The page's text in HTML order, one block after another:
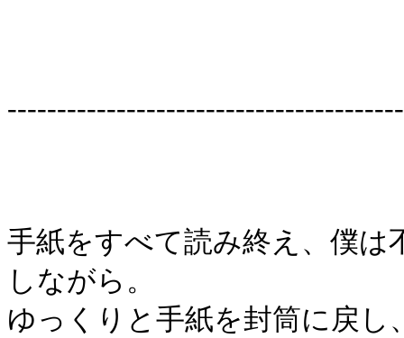
手紙をすべて読み終え、僕は
しながら。
ゆっくりと手紙を封筒に戻し